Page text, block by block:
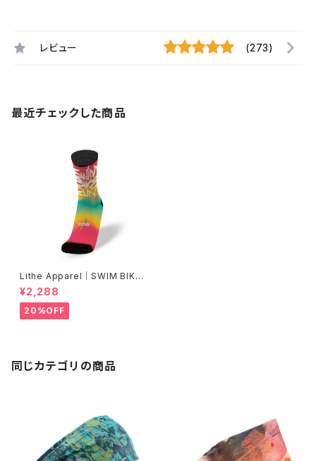
レビュー (273)
最近チェックした商品
Lithe Apparel｜SWIM BIKE
RUN [COLOR]
¥2,288
20%OFF
同じカテゴリの商品